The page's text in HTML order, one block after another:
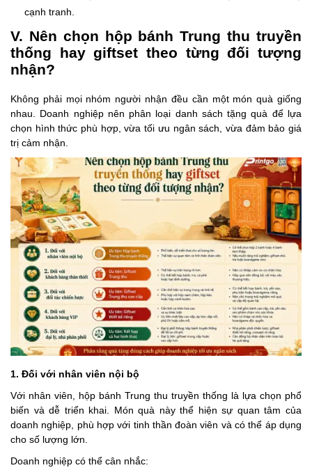
cạnh tranh.
V. Nên chọn hộp bánh Trung thu truyền
thống hay giftset theo từng đối tượng
nhận?
Không phải mọi nhóm người nhận đều cần một món quà giống
nhau. Doanh nghiệp nên phân loại danh sách tặng quà để lựa
chọn hình thức phù hợp, vừa tối ưu ngân sách, vừa đảm bảo giá
trị cảm nhận.
1. Đối với nhân viên nội bộ
Với nhân viên, hộp bánh Trung thu truyền thống là lựa chọn phổ
biến và dễ triển khai. Món quà này thể hiện sự quan tâm của
doanh nghiệp, phù hợp với tinh thần đoàn viên và có thể áp dụng
cho số lượng lớn.
Doanh nghiệp có thể cân nhắc: